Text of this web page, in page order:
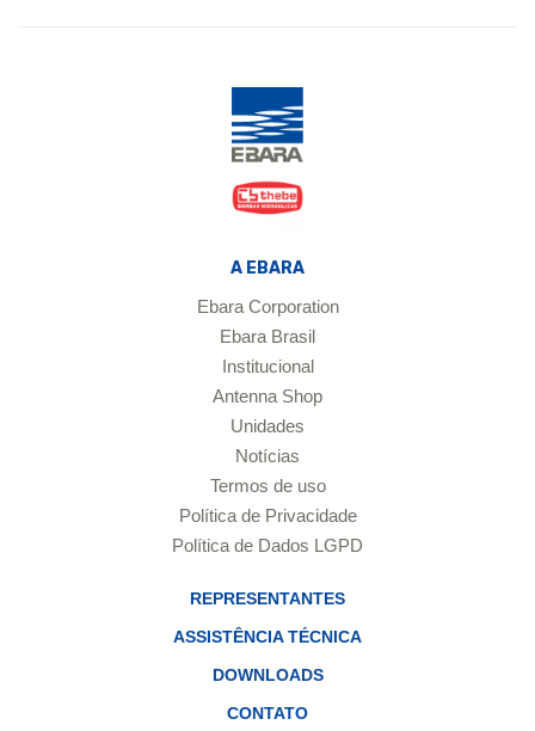
A EBARA
Ebara Corporation
Ebara Brasil
Institucional
Antenna Shop
Unidades
Notícias
Termos de uso
Política de Privacidade
Política de Dados LGPD
REPRESENTANTES
ASSISTÊNCIA TÉCNICA
DOWNLOADS
CONTATO